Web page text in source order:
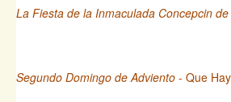
La Fiesta de la Inmaculada Concepcin
Segundo Domingo de Adviento - Que